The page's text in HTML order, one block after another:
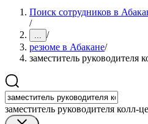
Поиск сотрудников в
/
... /
резюме в Абакане/
заместитель руководителя
заместитель руководителя колл-